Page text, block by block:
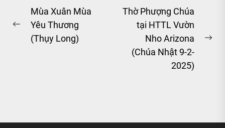
Post
navigation
Previous
post:
Mùa Xuân Mùa
Yêu Thương
(Thụy Long)
Thờ Phượng Chúa
tại HTTL Vườn
Nho Arizona
(Chúa Nhật 9-2-
2025)